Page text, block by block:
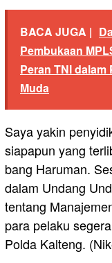
BACA JUGA |
Pembukaan
Peran TNI
Muda
Saya yakin
siapapun yang
bang Haruman.
dalam Undang
tentang
para pelaku
Polda Kalteng.